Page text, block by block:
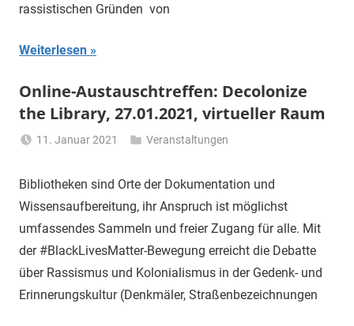
rassistischen Gründen von
Weiterlesen
Online-Austauschtreffen: Decolonize
the Library, 27.01.2021, virtueller Raum
11. Januar 2021
Gerhalter
Veranstaltungen
Bibliotheken sind Orte der Dokumentation und
Wissensaufbereitung, ihr Anspruch ist möglichst
umfassendes Sammeln und freier Zugang für alle. Mit
der #BlackLivesMatter-Bewegung erreicht die Debatte
über Rassismus und Kolonialismus in der Gedenk- und
Erinnerungskultur (Denkmäler, Straßenbezeichnungen